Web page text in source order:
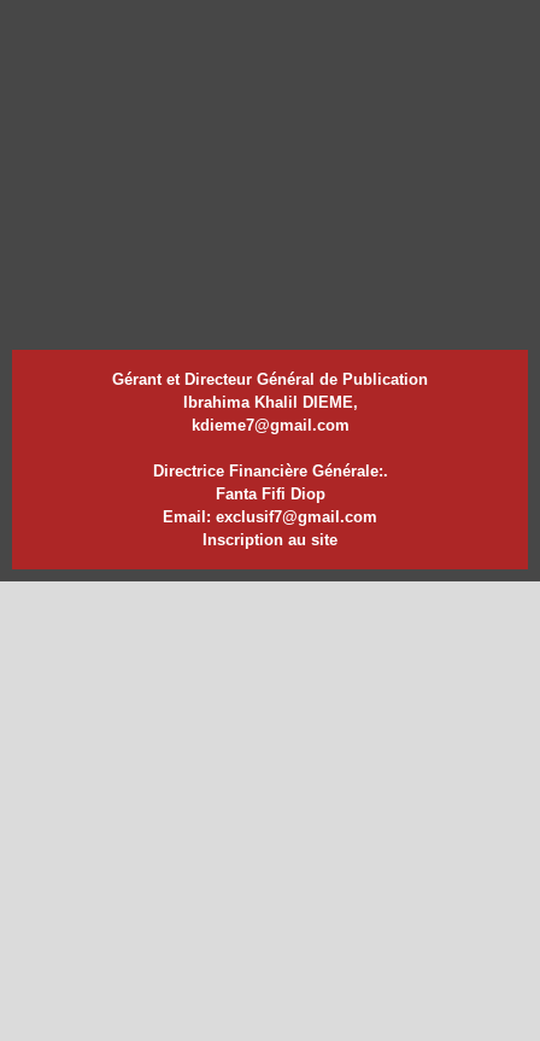
Gérant et Directeur Général de Publication
Ibrahima Khalil DIEME,
kdieme7@gmail.com
Directrice Financière Générale:.
Fanta Fifi Diop
Email: exclusif7@gmail.com
Inscription au site